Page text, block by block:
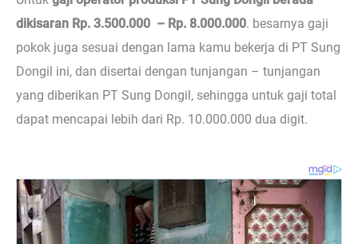
dikisaran Rp. 3.500.000 – Rp. 8.000.000. besarnya gaji
pokok juga sesuai dengan lama kamu bekerja di PT Sung
Dongil ini, dan disertai dengan tunjangan – tunjangan
yang diberikan PT Sung Dongil, sehingga untuk gaji total
dapat mencapai lebih dari Rp. 10.000.000 dua digit.